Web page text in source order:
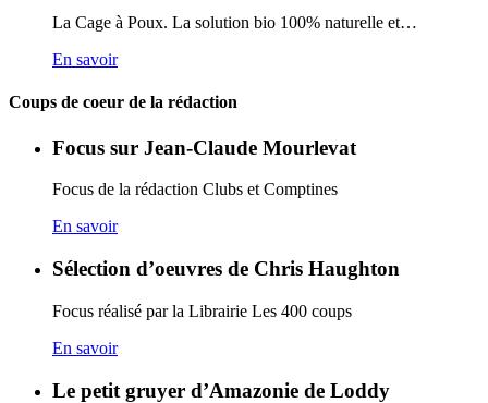
La Cage à Poux. La solution bio 100% naturelle et…
En savoir
Coups de coeur de la rédaction
Focus sur Jean-Claude Mourlevat
Focus de la rédaction Clubs et Comptines
En savoir
Sélection d’oeuvres de Chris Haughton
Focus réalisé par la Librairie Les 400 coups
En savoir
Le petit gruyer d’Amazonie de Loddy